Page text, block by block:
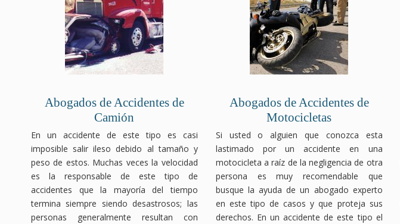
Abogados de Accidentes de
Camión
En un accidente de este tipo es casi
imposible salir ileso debido al tamaño y
peso de estos. Muchas veces la velocidad
es la responsable de este tipo de
accidentes que la mayoría del tiempo
termina siempre siendo desastrosos; las
personas generalmente resultan con
Abogados de Accidentes de
Motocicletas
Si usted o alguien que conozca esta
lastimado por un accidente en una
motocicleta a raíz de la negligencia de otra
persona es muy recomendable que
busque la ayuda de un abogado experto
en este tipo de casos y que proteja sus
derechos. En un accidente de este tipo el